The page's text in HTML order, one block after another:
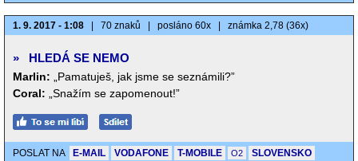
1. 9. 2017 - 1:08 70 znaků posláno 60x známka 2,78 (36x)
» HLEDÁ SE NEMO
Marlin:
„Pamatuješ, jak jsme se seznámili?”
Coral:
„Snažím se zapomenout!”
POSLAT NA E-MAIL VODAFONE T-MOBILE O2
SLOVENSKO